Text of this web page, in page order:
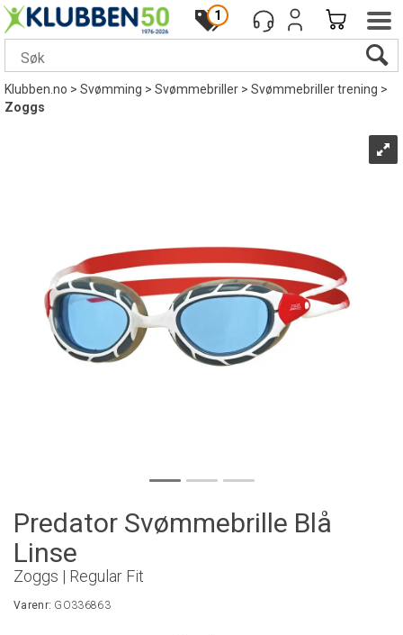
1
Klubben.no>Svømming>Svømmebriller>Svømmebriller trening>
Zoggs
Predator Svømmebrille Blå
Linse
Zoggs | Regular Fit
Varenr: GO336863